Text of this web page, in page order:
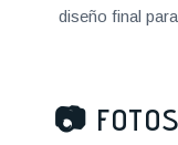
diseño final
📷